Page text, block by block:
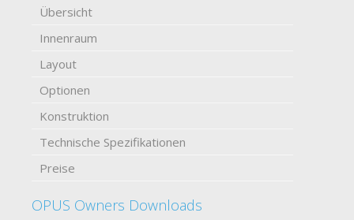
Übersicht
Innenraum
Layout
Optionen
Konstruktion
Technische Spezifikationen
Preise
OPUS Owners Downloads